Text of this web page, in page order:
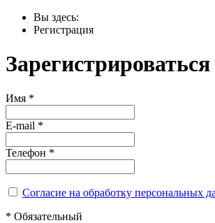
Вы здесь:
Регистрация
Зарегистрироваться
Имя *
E-mail *
Телефон *
Согласие на обработку персональных
* Обязательный